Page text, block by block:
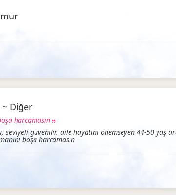
Diğer
harcamasın
seviyeli güvenilir. aile hayatını önemseyen 44-50 yaş
boşa harcamasın İzmir Arkadaşlık